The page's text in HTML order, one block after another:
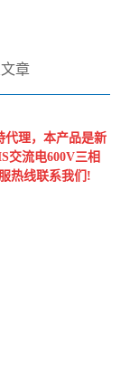
章
代理，本产品是新
交流电600V三相
热线联系我们!